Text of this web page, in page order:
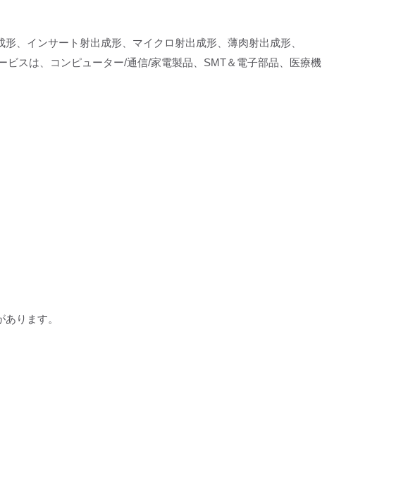
、インサート射出成形、マイクロ射出成形、薄肉射出成形、
スは、コンピューター/通信/家電製品、SMT＆電子部品、医療機
ります。